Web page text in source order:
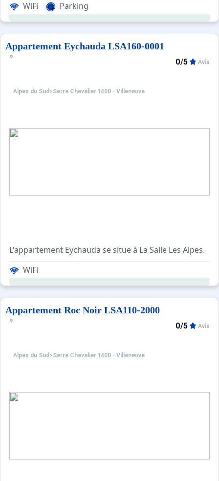
Ce studio est composé d'un séjour avec un
Parking commun aux différentes résidences Concorde.
Ménage sur demande
WiFi Parking
Appartement Eychauda LSA160-0001
Alpes du Sud >Serre Chevalier 1400 - Villeneuve
0/5 Avis
L'appartement Eychauda se situe à La Salle Les Alpes.
La résidence Eychauda se trouve à 150m du départ
WiFi
Appartement Roc Noir LSA110-2000
Alpes du Sud >Serre Chevalier 1400 - Villeneuve
0/5 Avis